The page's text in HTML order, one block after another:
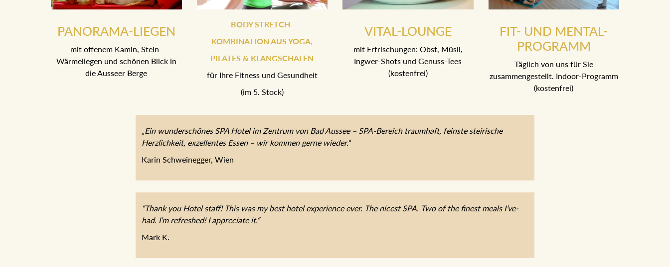
PANORAMA-LIEGEN
mit offenem Kamin, Stein-
Wärmeliegen und schönen Blick in
die Ausseer Berge
BODY STRETCH-
KOMBINATION AUS YOGA,
PILATES & KLANGSCHALEN
für Ihre Fitness und Gesundheit
(im 5. Stock)
VITAL-LOUNGE
mit Erfrischungen: Obst, Müsli,
Ingwer-Shots und Genuss-Tees
(kostenfrei)
FIT- UND MENTAL-
PROGRAMM
Täglich von uns für Sie
zusammengestellt. Indoor-Programm
(kostenfrei)
„Ein wunderschönes SPA Hotel im Zentrum von Bad Aussee – SPA-Bereich traumhaft, feinste steirische
Herzlichkeit, exzellentes Essen – wir kommen gerne wieder.“
Karin Schweinegger, Wien
“Thank you Hotel staff! This was my best hotel experience ever. The nicest SPA. Two of the finest meals I’ve-
had. I’m refreshed! I appreciate it.“
Mark K.